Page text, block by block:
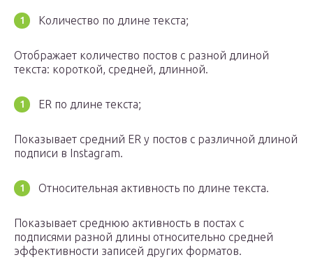
Количество по длине текста;
Отображает количество постов с разной длиной
текста: короткой, средней, длинной.
ER по длине текста;
Показывает средний ER у постов с различной длиной
подписи в Instagram.
Относительная активность по длине текста.
Показывает среднюю активность в постах с
подписями разной длины относительно средней
эффективности записей других форматов.